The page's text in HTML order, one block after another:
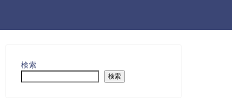
検索
検索